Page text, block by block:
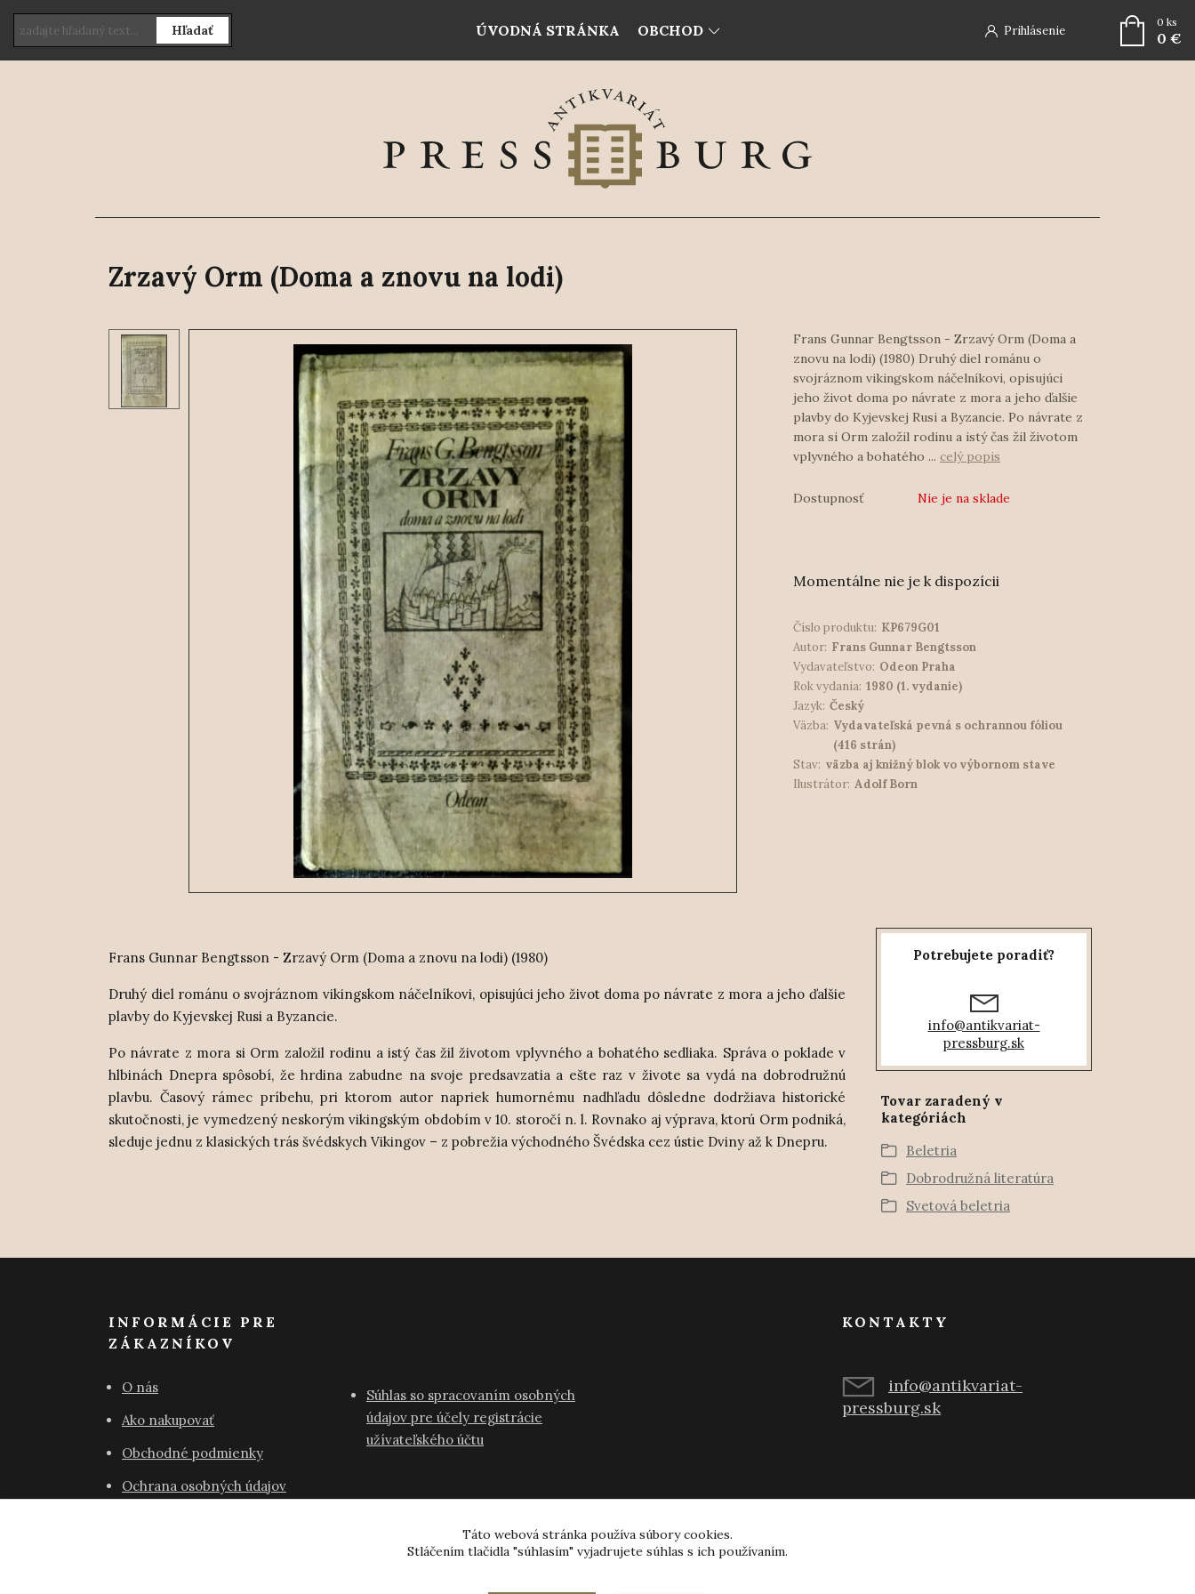
ÚVODNÁ STRÁNKA OBCHOD Prihlásenie
Hľadať
0 ks
0 €
Zrzavý Orm (Doma a znovu na lodi)
Frans Gunnar Bengtsson - Zrzavý Orm (Doma a
znovu na lodi) (1980) Druhý diel románu o
svojráznom vikingskom náčelníkovi, opisujúci
jeho život doma po návrate z mora a jeho ďalšie
plavby do Kyjevskej Rusi a Byzancie. Po návrate z
mora si Orm založil rodinu a istý čas žil životom
vplyvného a bohatého ... celý popis
Dostupnosť Nie je na sklade
Momentálne nie je k dispozícii
Číslo produktu: KP679G01
Autor: Frans Gunnar Bengtsson
Vydavateľstvo: Odeon Praha
Rok vydania: 1980 (1. vydanie)
Jazyk: Český
Väzba: Vydavateľská pevná s ochrannou fóliou
(416 strán)
Stav: väzba aj knižný blok vo výbornom stave
Ilustrátor: Adolf Born
Frans Gunnar Bengtsson - Zrzavý Orm (Doma a znovu na lodi) (1980)
Druhý diel románu o svojráznom vikingskom náčelníkovi, opisujúci jeho život doma po návrate z mora a jeho ďalšie
plavby do Kyjevskej Rusi a Byzancie.
Po návrate z mora si Orm založil rodinu a istý čas žil životom vplyvného a bohatého sedliaka. Správa o poklade v
hlbinách Dnepra spôsobí, že hrdina zabudne na svoje predsavzatia a ešte raz v živote sa vydá na dobrodružnú
plavbu. Časový rámec príbehu, pri ktorom autor napriek humornému nadhľadu dôsledne dodržiava historické
skutočnosti, je vymedzený neskorým vikingským obdobím v 10. storočí n. l. Rovnako aj výprava, ktorú Orm podniká,
sleduje jednu z klasických trás švédskych Vikingov – z pobrežia východného Švédska cez ústie Dviny až k Dnepru.
Potrebujete poradiť?
info@antikvariat-
pressburg.sk
Tovar zaradený v
kategóriách
Beletria
Dobrodružná literatúra
Svetová beletria
INFORMÁCIE PRE
ZÁKAZNÍKOV
O nás
Ako nakupovať
Obchodné podmienky
Ochrana osobných údajov
Súhlas so spracovaním osobných
údajov pre účely registrácie
užívateľského účtu
KONTAKTY
info@antikvariat-
pressburg.sk
Táto webová stránka používa súbory cookies.
Stláčením tlačidla "súhlasím" vyjadrujete súhlas s ich používaním.